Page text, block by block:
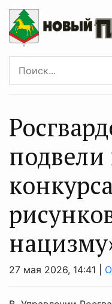
подвели
27 мая 2026, 14:41 |